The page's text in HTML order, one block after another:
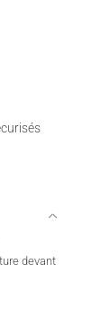
devant